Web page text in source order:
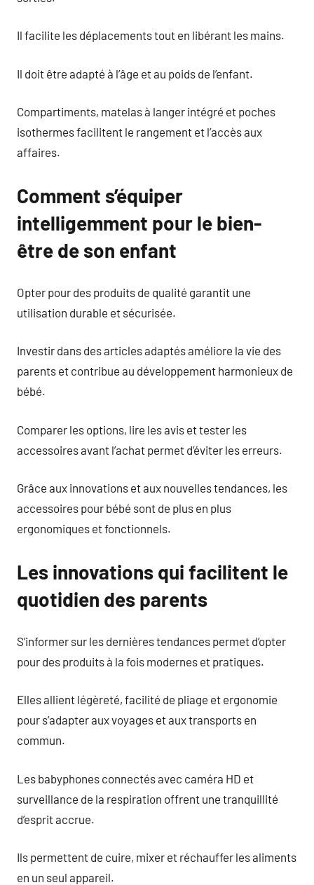
Il facilite les déplacements tout en libérant les mains.
Il doit être adapté à l’âge et au poids de l’enfant.
Compartiments, matelas à langer intégré et poches
isothermes facilitent le rangement et l’accès aux
affaires.
Comment s’équiper
intelligemment pour le bien-
être de son enfant
Opter pour des produits de qualité garantit une
utilisation durable et sécurisée.
Investir dans des articles adaptés améliore la vie des
parents et contribue au développement harmonieux de
bébé.
Comparer les options, lire les avis et tester les
accessoires avant l’achat permet d’éviter les erreurs.
Grâce aux innovations et aux nouvelles tendances, les
accessoires pour bébé sont de plus en plus
ergonomiques et fonctionnels.
Les innovations qui facilitent le
quotidien des parents
S’informer sur les dernières tendances permet d’opter
pour des produits à la fois modernes et pratiques.
Elles allient légèreté, facilité de pliage et ergonomie
pour s’adapter aux voyages et aux transports en
commun.
Les babyphones connectés avec caméra HD et
surveillance de la respiration offrent une tranquillité
d’esprit accrue.
Ils permettent de cuire, mixer et réchauffer les aliments
en un seul appareil.